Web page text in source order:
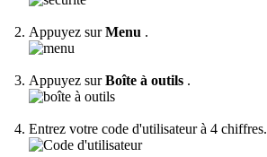
Appuyez surMenu .
Appuyez surBoîte à outils .
Entrez votre code d'utilisateur à 4 chiffres.